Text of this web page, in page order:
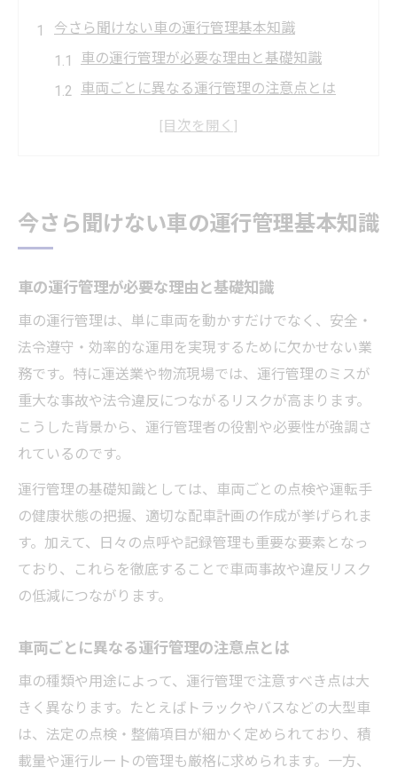
今さら聞けない車の運行管理基本知識
車の運行管理が必要な理由と基礎知識
車両ごとに異なる運行管理の注意点とは
車の運行管理で押さえるべき法令の基本
運行管理の違反リスクを減らすポイント
車両管理ミスが法令違反につながる理由
運行管理で違反を防ぐための実践的チェッ
ク法
車の運行管理におけるリスク管理の基本と
は
現場で生かせる車の違反リスク回避術
車運行管理の15時間ルールはなぜ重要か
車の拘束時間と15時間ルールの関係性解説
車の15時間ルール違反時のリスクとは
し穴
管理者を目指すなら押さえたい実務経験
車運行管理者に必要な実務経験の内容とは
車の運行管理実務で養うべきスキルについ
て
今さら聞けない車の運行管理基本知識
車の運行管理が必要な理由と基礎知識
車の運行管理は、単に車両を動かすだけでなく、安全・
法令遵守・効率的な運用を実現するために欠かせない業
務です。特に運送業や物流現場では、運行管理のミスが
重大な事故や法令違反につながるリスクが高まります。
こうした背景から、運行管理者の役割や必要性が強調さ
れているのです。
運行管理の基礎知識としては、車両ごとの点検や運転手
の健康状態の把握、適切な配車計画の作成が挙げられま
す。加えて、日々の点呼や記録管理も重要な要素となっ
ており、これらを徹底することで車両事故や違反リスク
の低減につながります。
車両ごとに異なる運行管理の注意点とは
車の種類や用途によって、運行管理で注意すべき点は大
きく異なります。たとえばトラックやバスなどの大型車
は、法定の点検・整備項目が細かく定められており、積
載量や運行ルートの管理も厳格に求められます。一方、